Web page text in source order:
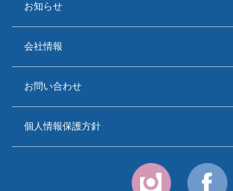
お知らせ
会社情報
お問い合わせ
個人情報保護方針